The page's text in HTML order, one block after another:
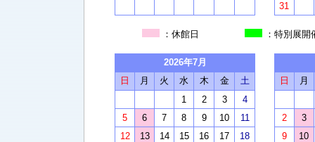
31
：休館日 ：特
2026年7月
日
月 火 水 木 金
土
1
2 3
4
5
6 7 8 9 10
11
12
13 14 15 16 17
18
日 月
2
3
9
10